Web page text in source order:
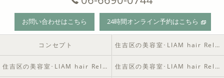
お問い合わせはこちら 24時間オンライン予約はこちら
コンセプト 住吉区の美容室･LIAM hair Relaxの口コミ情報
住吉区の美容室･LIAM hair Relaxの評判 住吉区の美容室･LIAM hair Relaxのお客様の声